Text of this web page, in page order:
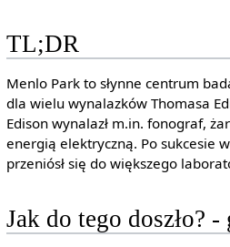
TL;DR
Menlo Park to słynne centrum
dla wielu wynalazków Thomasa
Edison wynalazł m.in. fonograf,
energią elektryczną. Po sukcesie
przeniósł się do większego
Jak do tego doszło?